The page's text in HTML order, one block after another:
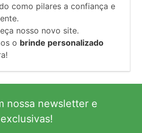
como pilares a confiança e
nosso novo site.
o brinde personalizado
nossa newsletter e